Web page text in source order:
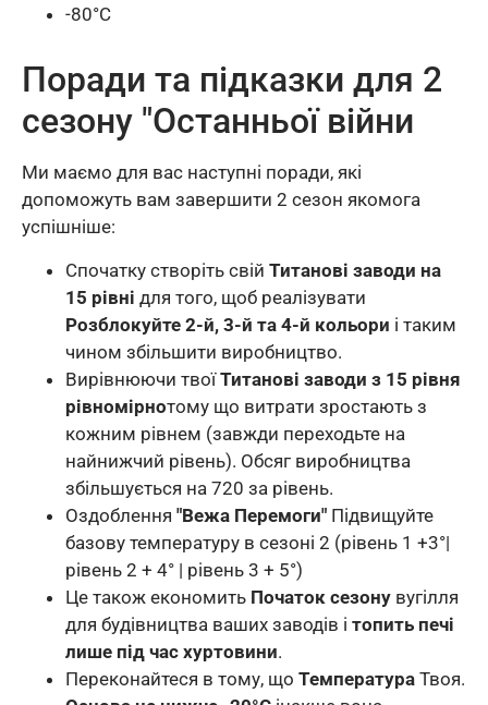
-80°C
Поради та підказки для 2
сезону "Останньої війни
Ми маємо для вас наступні поради, які
допоможуть вам завершити 2 сезон якомога
успішніше:
Спочатку створіть свій Титанові заводи на
15 рівні для того, щоб реалізувати
Розблокуйте 2-й, 3-й та 4-й кольори і таким
чином збільшити виробництво.
Вирівнюючи твоїТитанові заводи з 15 рівня
рівномірнотому що витрати зростають з
кожним рівнем (завжди переходьте на
найнижчий рівень). Обсяг виробництва
збільшується на 720 за рівень.
Оздоблення "Вежа Перемоги" Підвищуйте
базову температуру в сезоні 2 (рівень 1 +3°|
рівень 2 + 4° | рівень 3 + 5°)
Це також економить Початок сезону вугілля
для будівництва ваших заводів і топить печі
лише під час хуртовини.
Переконайтеся в тому, що Температура Твоя.